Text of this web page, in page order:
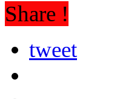
Share !
tweet